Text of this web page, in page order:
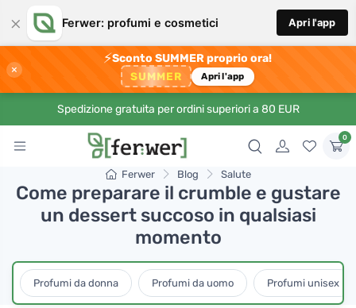
× Ferwer: profumi e cosmetici Apri l'app
×
⚡Sconto SUMMER proprio ora!
SUMMER Apri l'app
Spedizione gratuita per ordini superiori a 80 EUR
0
Ferwer Blog Salute
Come preparare il crumble e gustare
un dessert succoso in qualsiasi
momento
Profumi da donna Profumi da uomo Profumi unisex